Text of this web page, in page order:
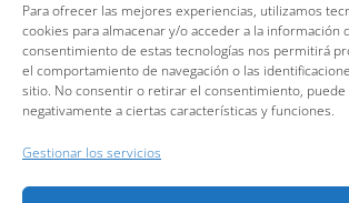
Para ofrecer las mejores experiencias, utilizamos
cookies para almacenar y/o acceder a la información
consentimiento de estas tecnologías nos permitirá
el comportamiento de navegación o las
sitio. No consentir o retirar el consentimiento, puede
negativamente a ciertas características y funciones.
Gestionar los servicios
Política de privacidad